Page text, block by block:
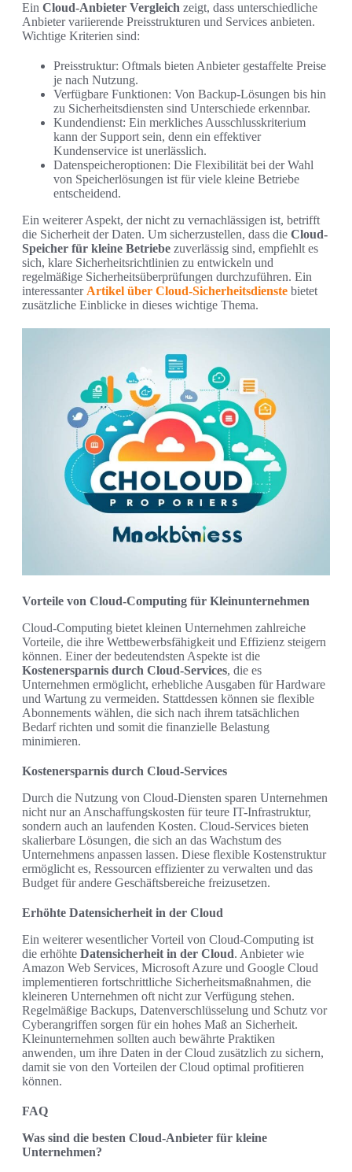
Ein Cloud-Anbieter Vergleich zeigt, dass unterschiedliche
Anbieter variierende Preisstrukturen und Services anbieten.
Wichtige Kriterien sind:
Preisstruktur: Oftmals bieten Anbieter gestaffelte Preise
je nach Nutzung.
Verfügbare Funktionen: Von Backup-Lösungen bis hin
zu Sicherheitsdiensten sind Unterschiede erkennbar.
Kundendienst: Ein merkliches Ausschlusskriterium
kann der Support sein, denn ein effektiver
Kundenservice ist unerlässlich.
Datenspeicheroptionen: Die Flexibilität bei der Wahl
von Speicherlösungen ist für viele kleine Betriebe
entscheidend.
Ein weiterer Aspekt, der nicht zu vernachlässigen ist, betrifft
die Sicherheit der Daten. Um sicherzustellen, dass die Cloud-
Speicher für kleine Betriebe zuverlässig sind, empfiehlt es
sich, klare Sicherheitsrichtlinien zu entwickeln und
regelmäßige Sicherheitsüberprüfungen durchzuführen. Ein
interessanter Artikel über Cloud-Sicherheitsdienste bietet
zusätzliche Einblicke in dieses wichtige Thema.
Vorteile von Cloud-Computing für Kleinunternehmen
Cloud-Computing bietet kleinen Unternehmen zahlreiche
Vorteile, die ihre Wettbewerbsfähigkeit und Effizienz steigern
können. Einer der bedeutendsten Aspekte ist die
Kostenersparnis durch Cloud-Services, die es
Unternehmen ermöglicht, erhebliche Ausgaben für Hardware
und Wartung zu vermeiden. Stattdessen können sie flexible
Abonnements wählen, die sich nach ihrem tatsächlichen
Bedarf richten und somit die finanzielle Belastung
minimieren.
Kostenersparnis durch Cloud-Services
Durch die Nutzung von Cloud-Diensten sparen Unternehmen
nicht nur an Anschaffungskosten für teure IT-Infrastruktur,
sondern auch an laufenden Kosten. Cloud-Services bieten
skalierbare Lösungen, die sich an das Wachstum des
Unternehmens anpassen lassen. Diese flexible Kostenstruktur
ermöglicht es, Ressourcen effizienter zu verwalten und das
Budget für andere Geschäftsbereiche freizusetzen.
Erhöhte Datensicherheit in der Cloud
Ein weiterer wesentlicher Vorteil von Cloud-Computing ist
die erhöhte Datensicherheit in der Cloud. Anbieter wie
Amazon Web Services, Microsoft Azure und Google Cloud
implementieren fortschrittliche Sicherheitsmaßnahmen, die
kleineren Unternehmen oft nicht zur Verfügung stehen.
Regelmäßige Backups, Datenverschlüsselung und Schutz vor
Cyberangriffen sorgen für ein hohes Maß an Sicherheit.
Kleinunternehmen sollten auch bewährte Praktiken
anwenden, um ihre Daten in der Cloud zusätzlich zu sichern,
damit sie von den Vorteilen der Cloud optimal profitieren
können.
FAQ
Was sind die besten Cloud-Anbieter für kleine
Unternehmen?